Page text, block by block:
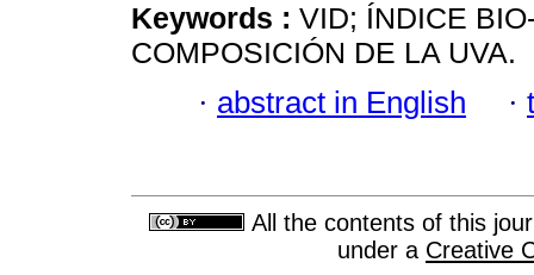
Keywords : VID; ÍNDICE
COMPOSICIÓN DE LA UVA.
· abstract in English ·
All the contents of this
under a Creative